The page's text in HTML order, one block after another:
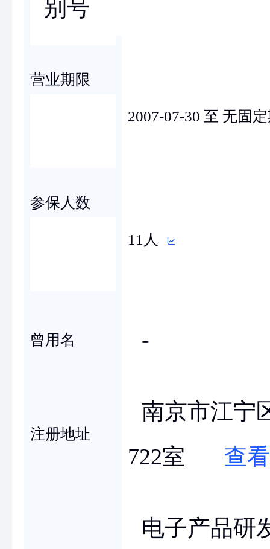
别号
营业期限
2007-07-30 至 无固
参保人数
11人
曾用名 -
注册地址
南京市江宁
722室
查
电子产品研